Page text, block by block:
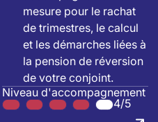
mesure pour le rachat
de trimestres, le calcul
et les démarches liées à
la pension de réversion
de votre conjoint.
Niveau d'accompagnement
4/5